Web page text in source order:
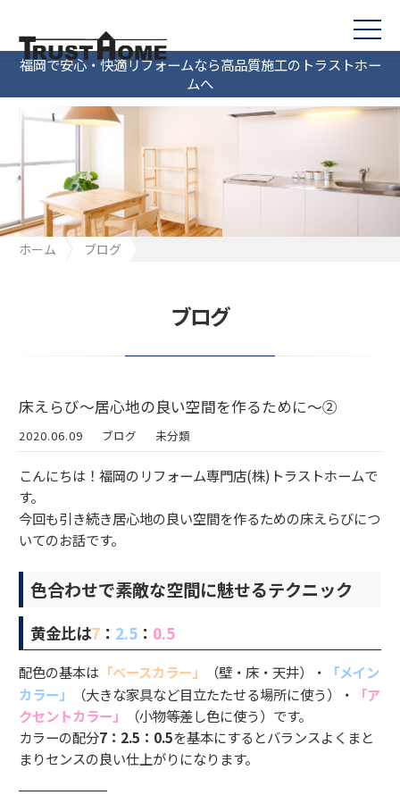
福岡で安心・快適リフォームなら高品質施工のトラストホー
ムへ
ホーム
ブログ
ブログ
床えらび～居心地の良い空間を作るために～②
2020.06.09 ブログ 未分類
こんにちは！福岡のリフォーム専門店(株)トラストホームで
す。
今回も引き続き居心地の良い空間を作るための床えらびにつ
いてのお話です。
色合わせで素敵な空間に魅せるテクニック
黄金比は7 ： 2.5 ： 0.5
配色の基本は 「ベースカラー」 （壁・床・天井）・
「メイン
カラー」
（大きな家具など目立たたせる場所に使う）・
「ア
クセントカラー」
（小物等差し色に使う）です。
カラーの配分7：2.5：0.5を基本にするとバランスよくまと
まりセンスの良い仕上がりになります。